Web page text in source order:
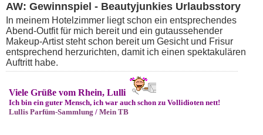
AW: Gewinnspiel - Beautyjunkies Urlaubsstory
In meinem Hotelzimmer liegt schon ein entsprechendes
Abend-Outfit für mich bereit und ein gutaussehender
Makeup-Artist steht schon bereit um Gesicht und Frisur
entsprechend herzurichten, damit ich einen spektakulären
Auftritt habe.
Viele Grüße vom Rhein, Lulli
Ich bin ein guter Mensch, ich war auch schon zu Vollidioten nett!
Lullis Parfüm-Sammlung / Mein TB